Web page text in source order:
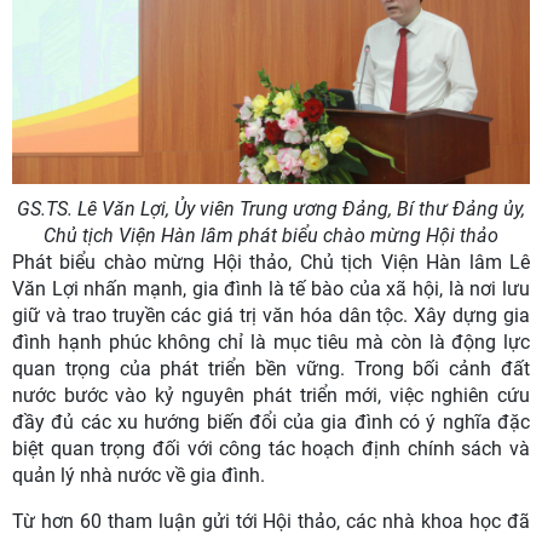
GS.TS. Lê Văn Lợi, Ủy viên Trung ương Đảng, Bí thư Đảng ủy,
Chủ tịch Viện Hàn lâm phát biểu chào mừng Hội thảo
Phát biểu chào mừng Hội thảo, Chủ tịch Viện Hàn lâm Lê
Văn Lợi nhấn mạnh, gia đình là tế bào của xã hội, là nơi lưu
giữ và trao truyền các giá trị văn hóa dân tộc. Xây dựng gia
đình hạnh phúc không chỉ là mục tiêu mà còn là động lực
quan trọng của phát triển bền vững. Trong bối cảnh đất
nước bước vào kỷ nguyên phát triển mới, việc nghiên cứu
đầy đủ các xu hướng biến đổi của gia đình có ý nghĩa đặc
biệt quan trọng đối với công tác hoạch định chính sách và
quản lý nhà nước về gia đình.
Từ hơn 60 tham luận gửi tới Hội thảo, các nhà khoa học đã